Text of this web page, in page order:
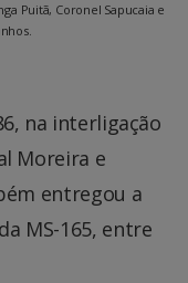
Puitã, Coronel Sapucaia e
na interligação
Moreira e
entregou a
MS-165, entre